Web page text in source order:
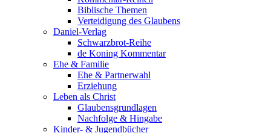
Biblische Themen
Verteidigung des Glaubens
Daniel-Verlag
Schwarzbrot-Reihe
de Koning Kommentar
Ehe & Familie
Ehe & Partnerwahl
Erziehung
Leben als Christ
Glaubensgrundlagen
Nachfolge & Hingabe
Kinder- & Jugendbücher